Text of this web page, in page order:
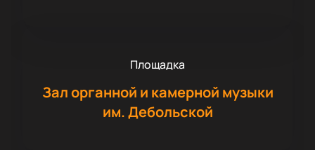
Площадка
Зал органной и камерной музыки
им. Дебольской